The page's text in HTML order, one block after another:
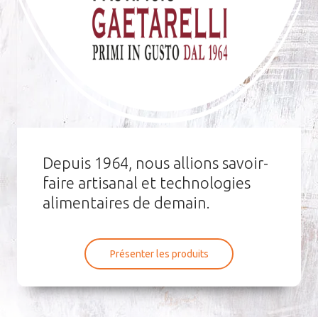
Depuis 1964, nous allions savoir-
faire artisanal et technologies
alimentaires de demain.
Présenter les produits